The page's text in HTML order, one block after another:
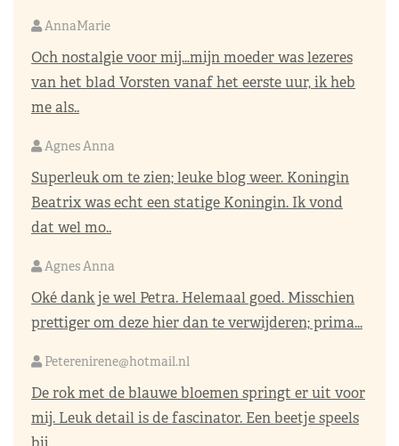
AnnaMarie
Och nostalgie voor mij…mijn moeder was lezeres
van het blad Vorsten vanaf het eerste uur, ik heb
me als..
Agnes Anna
Superleuk om te zien; leuke blog weer. Koningin
Beatrix was echt een statige Koningin. Ik vond
dat wel mo..
Agnes Anna
Oké dank je wel Petra. Helemaal goed. Misschien
prettiger om deze hier dan te verwijderen; prima...
Peterenirene@hotmail.nl
De rok met de blauwe bloemen springt er uit voor
mij. Leuk detail is de fascinator. Een beetje speels